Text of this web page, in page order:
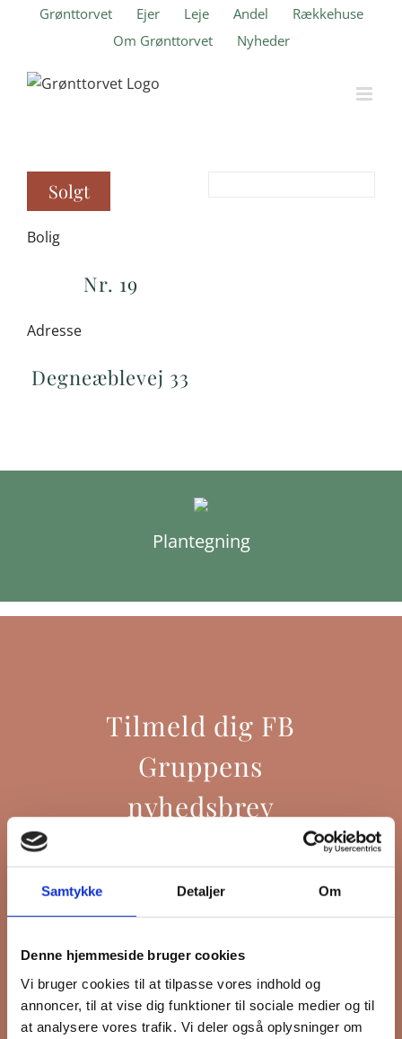
Samtykke Detaljer Om
Denne hjemmeside bruger cookies
Vi bruger cookies til at tilpasse vores indhold og
annoncer, til at vise dig funktioner til sociale medier og til
at analysere vores trafik. Vi deler også oplysninger om
Grønttorvet Ejer Leje Andel
Rækkehuse
Om Grønttorvet
Nyheder
Solgt
Bolig
Nr. 19
Adresse
Degneæblevej 33
Plantegning
Tilmeld dig FB
Gruppens
nyhedsbrev
Hold dig opdateret på hvad der sker
på Grønttorvet. I vores nyhedsbrev
VIP Åbent Hus, når vi sætter nye
boliger til salg, så du kan komme
først i køen.